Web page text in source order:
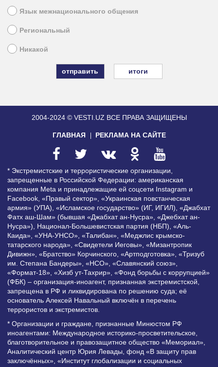
Язык межнационального общения
Региональный
Никакой
итоги
2004-2024 © VESTI.UZ ВСЕ ПРАВА ЗАЩИЩЕНЫ
ГЛАВНАЯ РЕКЛАМА НА САЙТЕ
* Экстремистские и террористические организации,
запрещенные в Российской Федерации: американская
компания Meta и принадлежащие ей соцсети Instagram и
Facebook, «Правый сектор», «Украинская повстанческая
армия» (УПА), «Исламское государство» (ИГ, ИГИЛ), «Джабхат
Фатх аш-Шам» (бывшая «Джабхат ан-Нусра», «Джебхат ан-
Нусра»), Национал-Большевистская партия (НБП), «Аль-
Каида», «УНА-УНСО», «Талибан», «Меджлис крымско-
татарского народа», «Свидетели Иеговы», «Мизантропик
Дивижн», «Братство» Корчинского, «Артподготовка», «Тризуб
им. Степана Бандеры», «НСО», «Славянский союз»,
«Формат-18», «Хизб ут-Тахрир», «Фонд борьбы с коррупцией»
(ФБК) – организация-иноагент, признанная экстремистской,
запрещена в РФ и ликвидирована по решению суда; её
основатель Алексей Навальный включён в перечень
террористов и экстремистов.
* Организации и граждане, признанные Минюстом РФ
иноагентами: Международное историко-просветительское,
благотворительное и правозащитное общество «Мемориал»,
Аналитический центр Юрия Левады, фонд «В защиту прав
заключённых», «Институт глобализации и социальных